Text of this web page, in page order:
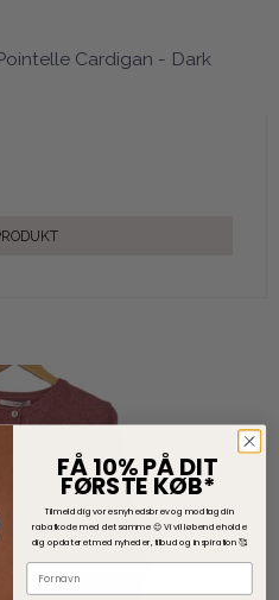
Cardigan - Dark
FÅ 10% PÅ DIT
FØRSTE KØB*
Tilmeld dig vores nyhedsbrev og modtag din
rabatkode med det samme 😊Vi vil løbende holde
dig opdateret med nyheder, tilbud og inspiration 🥰